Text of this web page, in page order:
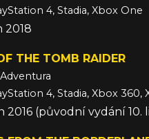
4, Stadia, Xbox One
2018
THE TOMB RAIDER
4, Stadia, Xbox 360,
2016 (původní vydání 10.